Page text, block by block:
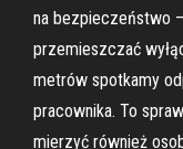
na bezpieczeństwo
przemieszczać
metrów spotkamy
pracownika. To
mierzyć również